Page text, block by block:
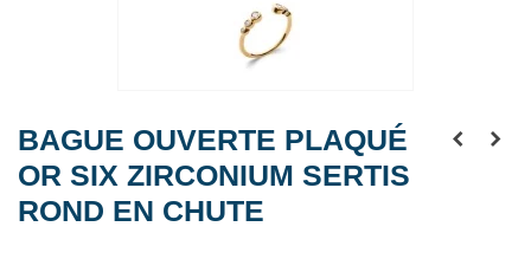
BAGUE OUVERTE PLAQUÉ
OR SIX ZIRCONIUM SERTIS
ROND EN CHUTE